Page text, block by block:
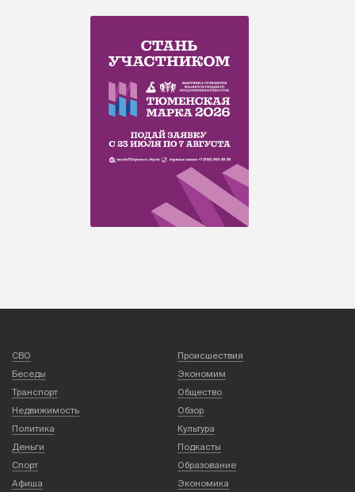
СВО
Происшествия
Беседы
Экономим
Транспорт
Общество
Недвижимость
Обзор
Политика
Культура
Деньги
Подкасты
Спорт
Образование
Афиша
Экономика